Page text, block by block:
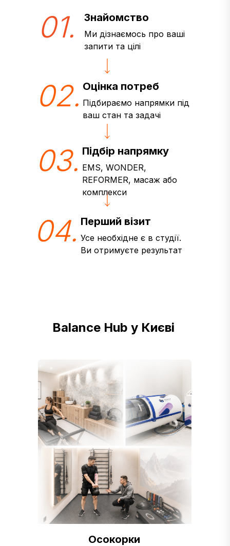
Усе необхідне є в студії.
Ви отримуєте результат
04. Перший візит
EMS, WONDER,
REFORMER, масаж або
комплекси
Підбір напрямку
03.
Підбираємо напрямки під
ваш стан та задачі
Оцінка потреб
02.
Ми дізнаємось про ваші
запити та цілі
01. Знайомство
Balance Hub у Києві
Осокорки